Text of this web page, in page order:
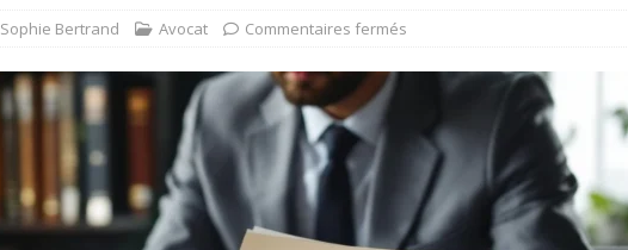
Sophie Bertrand Avocat Commentaires fermés